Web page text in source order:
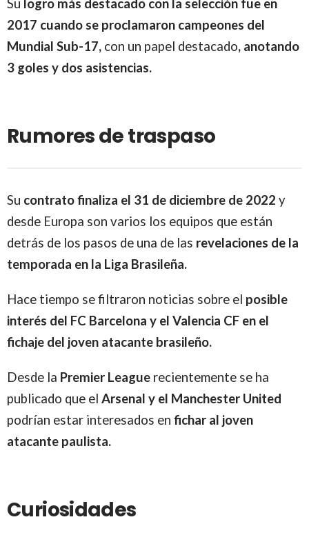
Su logro más destacado con la selección fue en
2017 cuando se proclamaron campeones del
Mundial Sub-17, con un papel destacado, anotando
3 goles y dos asistencias.
Rumores de traspaso
Su contrato finaliza el 31 de diciembre de 2022 y
desde Europa son varios los equipos que están
detrás de los pasos de una de las revelaciones de la
temporada en la Liga Brasileña.
Hace tiempo se filtraron noticias sobre el posible
interés del FC Barcelona y el Valencia CF en el
fichaje del joven atacante brasileño.
Desde la Premier League recientemente se ha
publicado que el Arsenal y el Manchester United
podrían estar interesados en fichar al joven
atacante paulista.
Curiosidades